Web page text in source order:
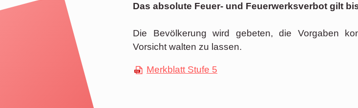
Das absolute Feuer- und Feuerwerksverbot gilt
Die Bevölkerung wird gebeten, die Vorgaben
Vorsicht walten zu lassen.
Merkblatt Stufe 5